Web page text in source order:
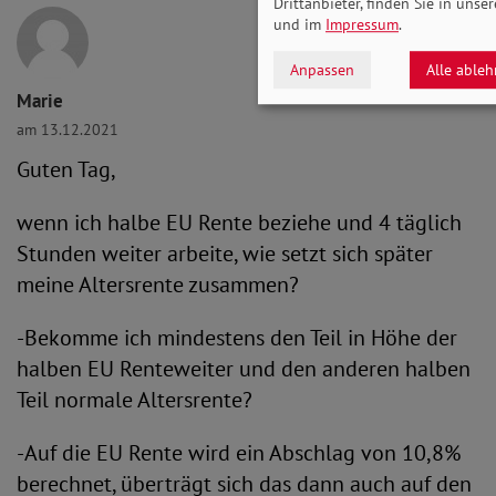
Marie
am 13.12.2021
Guten Tag,
wenn ich halbe EU Rente beziehe und 4 täglich
Stunden weiter arbeite, wie setzt sich später
meine Altersrente zusammen?
-Bekomme ich mindestens den Teil in Höhe der
halben EU Renteweiter und den anderen halben
Teil normale Altersrente?
-Auf die EU Rente wird ein Abschlag von 10,8%
berechnet, überträgt sich das dann auch auf den
und im Impressum.
Anpassen Alle